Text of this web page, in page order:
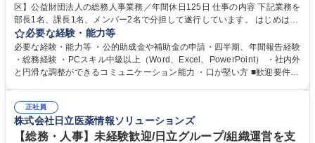
区】公益財団法人の総務人事業務／年間休日125日 仕事の内容 下記業務を
部長1名、課長1名、メンバー2名で分担して遂行しています。 はじめは担
当者として業務を覚えていただき、ゆくゆくはリーダーやマネージャーポ
ジションとして活躍いただくことを期待しています。 【総務・人事グルー
プの業務内容】 ・人事制度関連 ・採用活動 ・教育研修の企画、実行 ・勤
怠管理 ・官公庁への各種提出 ・法定の会議運営（評議員会、理事会） ・
管理 ・福利厚生関連 ・職員からの問合せ、相談対応 ・その他日常の総務
業務全般 募集職種 【東京／文京区】公益財団法人の総務人事業務／年間
休日125日
必要な経験・能力等
必要な経験・能力等 ・公的助成金や補助金の申請・四半期、年間報告経験
・総務経験 ・PCスキル中級以上（Word、Excel、PowerPoint） ・社内外
と円滑な調整ができるコミュニケーション能力 ・口が堅い方 ■歓迎要件
正社員
株式会社日立医薬情報ソリューションズ
【総務・人事】未経験歓迎/日立グループ/組織運営を支